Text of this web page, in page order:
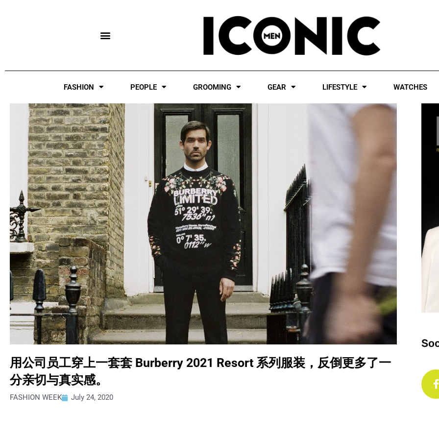
FASHION PEOPLE GROOMING GEAR LIFESTYLE WATCHES
用公司员工穿上一套套 Burberry 2021 Resort 系列服装，反倒更多了一
分亲切与真实感。
FASHION WEEK July 24, 2020
c